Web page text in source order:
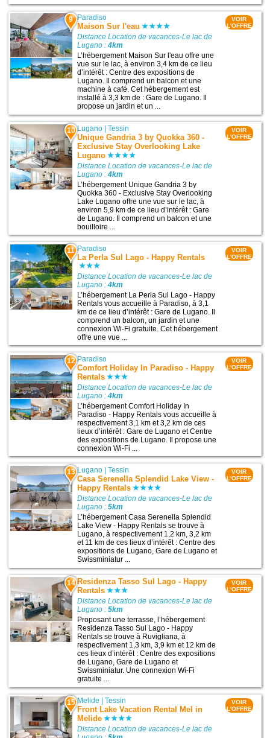
9 Paradiso
Maison Sur l'eau
Distance Location de vacances-Le lac de
Lugano :4km
L’hébergement Maison Sur l'eau offre une
vue sur le lac, à environ 3,4 km de ce lieu
d’intérêt : Centre des expositions de
Lugano. Il comprend un balcon et une
machine à café. Cet hébergement est
installé à 3,3 km de : Gare de Lugano. Il
propose un jardin et un ...
VOIR
L'OFFRE
10 Lugano |Tessin
Unique Gandria 3 by Quokka 360 -
Exclusive Stay Overlooking Lake
Lugano
Distance Location de vacances-Le lac de
Lugano :4km
L’hébergement Unique Gandria 3 by
Quokka 360 - Exclusive Stay Overlooking
Lake Lugano offre une vue sur le lac, à
environ 5,9 km de ce lieu d’intérêt : Gare
de Lugano. Il comprend un balcon et une
bouilloire ...
VOIR
L'OFFRE
11 Paradiso
La Perla Sul Lago - Happy Rentals
Distance Location de vacances-Le lac de
Lugano :4km
L’hébergement La Perla Sul Lago - Happy
Rentals vous accueille à Paradiso, à 3,1
km de ce lieu d’intérêt : Gare de Lugano. Il
comprend un balcon, un jardin et une
connexion Wi-Fi gratuite. Cet hébergement
offre une vue ...
VOIR
L'OFFRE
12 Paradiso
Comfort Holiday In Paradiso - Happy
Rentals
Distance Location de vacances-Le lac de
Lugano :4km
L’hébergement Comfort Holiday In
Paradiso - Happy Rentals vous accueille à
respectivement 3,1 km et 3,2 km de ces
lieux d’intérêt : Gare de Lugano et Centre
des expositions de Lugano. Il propose une
connexion Wi-Fi ...
VOIR
L'OFFRE
13 Lugano |Tessin
Casa Serenella Splendid Lake View -
Happy Rentals
Distance Location de vacances-Le lac de
Lugano :5km
L’hébergement Casa Serenella Splendid
Lake View - Happy Rentals se trouve à
Lugano, à respectivement 1,2 km, 3,2 km
et 11 km de ces lieux d’intérêt : Centre des
expositions de Lugano, Gare de Lugano et
Swissminiatur ...
VOIR
L'OFFRE
14 Residenza Tasso Sul Lago - Happy
Rentals
Distance Location de vacances-Le lac de
Lugano :5km
Proposant une terrasse, l’hébergement
Residenza Tasso Sul Lago - Happy
Rentals se trouve à Ruvigliana, à
respectivement 1,3 km, 3,9 km et 12 km de
ces lieux d’intérêt : Centre des expositions
de Lugano, Gare de Lugano et
Swissminiatur. Une connexion Wi-Fi
gratuite ...
VOIR
L'OFFRE
15 Melide |Tessin
Front Lake Vacation Rental Mel in
Melide
Distance Location de vacances-Le lac de
VOIR
L'OFFRE